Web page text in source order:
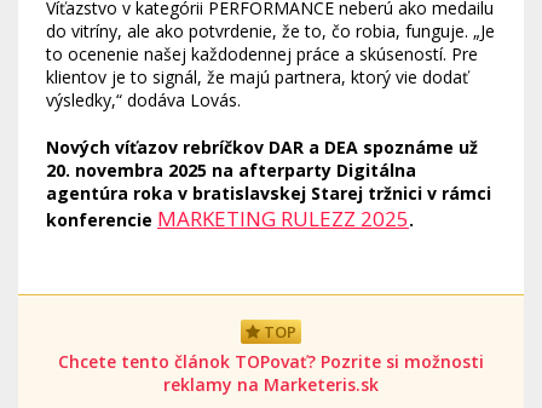
Víťazstvo v kategórii PERFORMANCE neberú ako medailu
do vitríny, ale ako potvrdenie, že to, čo robia, funguje. „Je
to ocenenie našej každodennej práce a skúseností. Pre
klientov je to signál, že majú partnera, ktorý vie dodať
výsledky,“ dodáva Lovás.
Nových víťazov rebríčkov DAR a DEA spoznáme už
20. novembra 2025 na afterparty Digitálna
agentúra roka v bratislavskej Starej tržnici v rámci
konferencie MARKETING RULEZZ 2025.
TOP
Chcete tento článok TOPovať? Pozrite si možnosti
reklamy na Marketeris.sk